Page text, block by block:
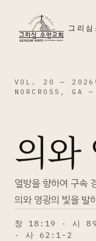
그리심
말씀영상
교회행사
처음오신분
VOL. 20 — 2026
NORCROSS, GA
의와
열방을 향하여 구속
의와 영광의 빛을 발
창 18:19 · 시
· 사 62:1-2